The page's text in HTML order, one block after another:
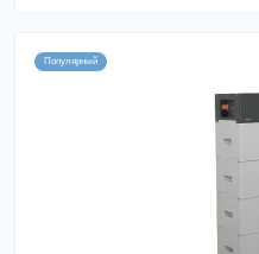
Популярный